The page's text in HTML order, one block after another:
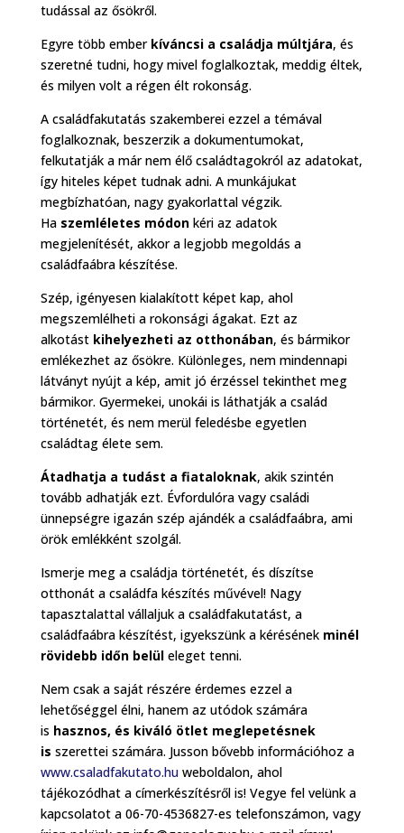
tudással az ősökről.
Egyre több ember kíváncsi a családja múltjára, és
szeretné tudni, hogy mivel foglalkoztak, meddig éltek,
és milyen volt a régen élt rokonság.
A családfakutatás szakemberei ezzel a témával
foglalkoznak, beszerzik a dokumentumokat,
felkutatják a már nem élő családtagokról az adatokat,
így hiteles képet tudnak adni. A munkájukat
megbízhatóan, nagy gyakorlattal végzik.
Ha szemléletes módonkéri az adatok
megjelenítését, akkor a legjobb megoldás a
családfaábra készítése.
Szép, igényesen kialakított képet kap, ahol
megszemlélheti a rokonsági ágakat. Ezt az
alkotást kihelyezheti az otthonában, és bármikor
emlékezhet az ősökre. Különleges, nem mindennapi
látványt nyújt a kép, amit jó érzéssel tekinthet meg
bármikor. Gyermekei, unokái is láthatják a család
történetét, és nem merül feledésbe egyetlen
családtag élete sem.
Átadhatja a tudást a fiataloknak, akik szintén
tovább adhatják ezt. Évfordulóra vagy családi
ünnepségre igazán szép ajándék a családfaábra, ami
örök emlékként szolgál.
Ismerje meg a családja történetét, és díszítse
otthonát a családfa készítés művével! Nagy
tapasztalattal vállaljuk a családfakutatást, a
családfaábra készítést, igyekszünk a kérésénekminél
rövidebb időn belüleleget tenni.
Nem csak a saját részére érdemes ezzel a
lehetőséggel élni, hanem az utódok számára
is hasznos, és kiváló ötlet meglepetésnek
is szerettei számára. Jusson bővebb információhoz a
www.csaladfakutato.huweboldalon, ahol
tájékozódhat a címerkészítésről is! Vegye fel velünk a
kapcsolatot a 06-70-4536827-es telefonszámon, vagy